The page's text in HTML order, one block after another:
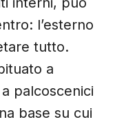
l’esterno
tutto.
a
palcoscenici
base su cui